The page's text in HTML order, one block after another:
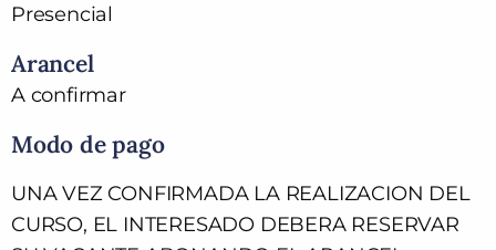
Presencial
Arancel
A confirmar
Modo de pago
UNA VEZ CONFIRMADA LA REALIZACION DEL
CURSO, EL INTERESADO DEBERA RESERVAR